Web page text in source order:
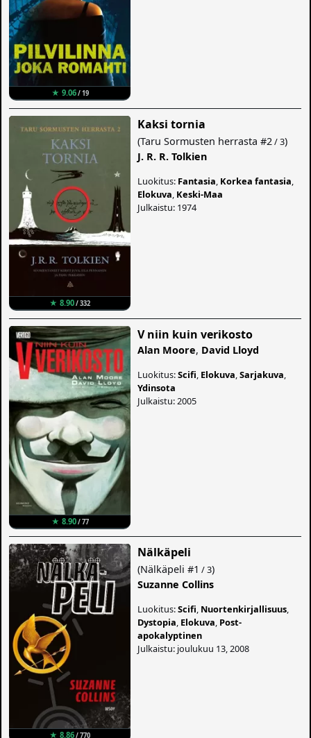
★ 9.06/ 19
★ 8.90/ 332
Kaksi tornia
(Taru Sormusten herrasta #2 / 3)
J. R. R. Tolkien
Luokitus: Fantasia Korkea fantasia
Elokuva Keski-Maa
Julkaistu: 1974
★ 8.90/ 77
V niin kuin verikosto
Alan Moore, David Lloyd
Luokitus:Scifi Elokuva ,Sarjakuva
Ydinsota
Julkaistu: 2005
★ 8.86/ 770
Nälkäpeli
(Nälkäpeli #1 / 3)
Suzanne Collins
Luokitus:Scifi Nuortenkirjallisuus
Dystopia Elokuva Post-
apokalyptinen
Julkaistu: joulukuu 13, 2008